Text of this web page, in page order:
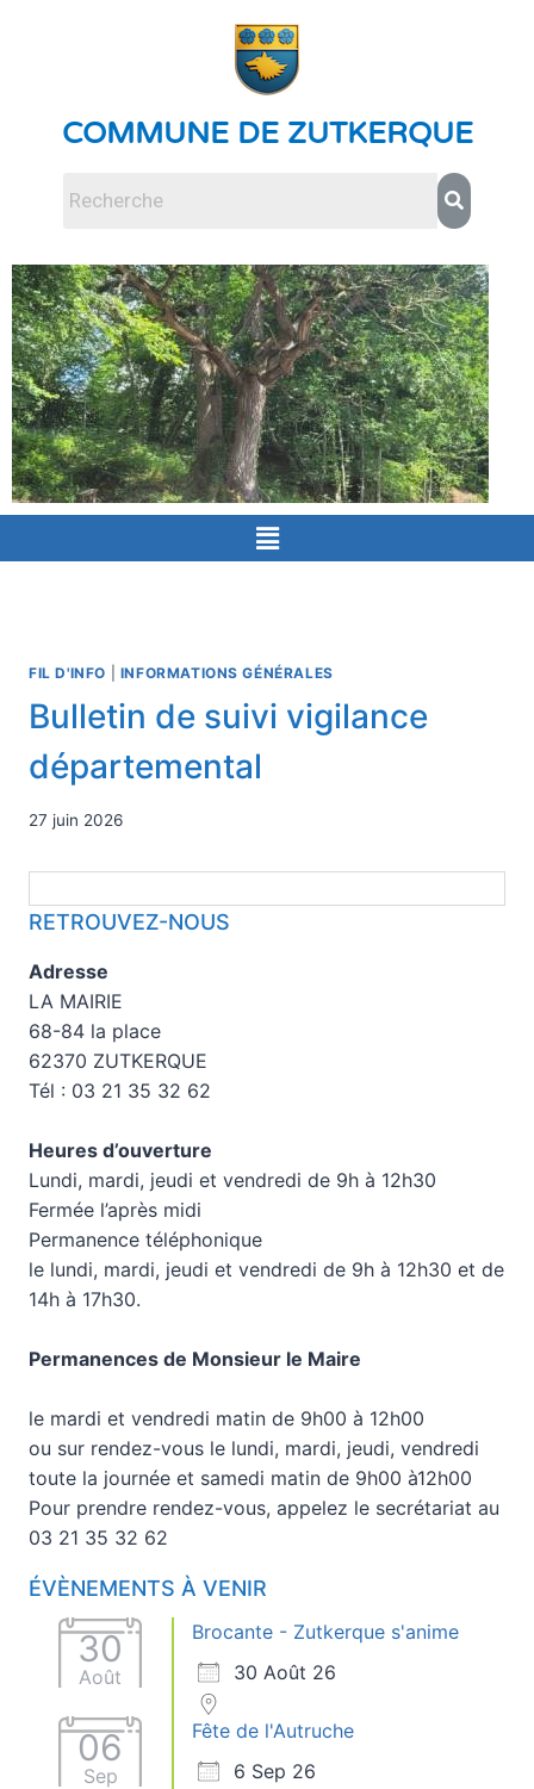
COMMUNE DE ZUTKERQUE
FIL D'INFO INFORMATIONS GÉNÉRALES
Bulletin de suivi vigilance
départemental
27 juin 2026
RETROUVEZ-NOUS
Adresse
LA MAIRIE
68-84 la place
62370 ZUTKERQUE
Tél : 03 21 35 32 62
Heures d’ouverture
Lundi, mardi, jeudi et vendredi de 9h à 12h30
Fermée l’après midi
Permanence téléphonique
le lundi, mardi, jeudi et vendredi de 9h à 12h30 et de
14h à 17h30.
Permanences de Monsieur le Maire
le mardi et vendredi matin de 9h00 à 12h00
ou sur rendez-vous le lundi, mardi, jeudi, vendredi
toute la journée et samedi matin de 9h00 à12h00
Pour prendre rendez-vous, appelez le secrétariat au
03 21 35 32 62
ÉVÈNEMENTS À VENIR
30
Août
Brocante - Zutkerque s'anime
30 Août 26
06
Sep
Fête de l'Autruche
6 Sep 26